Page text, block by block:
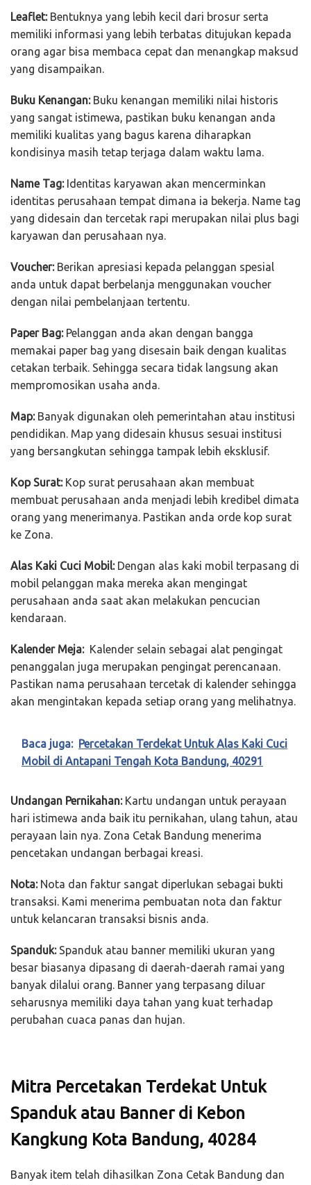
Leaflet:Bentuknya yang lebih kecil dari brosur serta
memiliki informasi yang lebih terbatas ditujukan kepada
orang agar bisa membaca cepat dan menangkap maksud
yang disampaikan.
Buku Kenangan:Buku kenangan memiliki nilai historis
yang sangat istimewa, pastikan buku kenangan anda
memiliki kualitas yang bagus karena diharapkan
kondisinya masih tetap terjaga dalam waktu lama.
Name Tag:Identitas karyawan akan mencerminkan
identitas perusahaan tempat dimana ia bekerja. Name tag
yang didesain dan tercetak rapi merupakan nilai plus bagi
karyawan dan perusahaan nya.
Voucher:Berikan apresiasi kepada pelanggan spesial
anda untuk dapat berbelanja menggunakan voucher
dengan nilai pembelanjaan tertentu.
Paper Bag:Pelanggan anda akan dengan bangga
memakai paper bag yang disesain baik dengan kualitas
cetakan terbaik. Sehingga secara tidak langsung akan
mempromosikan usaha anda.
Map:Banyak digunakan oleh pemerintahan atau institusi
pendidikan. Map yang didesain khusus sesuai institusi
yang bersangkutan sehingga tampak lebih eksklusif.
Kop Surat:Kop surat perusahaan akan membuat
membuat perusahaan anda menjadi lebih kredibel dimata
orang yang menerimanya. Pastikan anda orde kop surat
ke Zona.
Alas Kaki Cuci Mobil:Dengan alas kaki mobil terpasang di
mobil pelanggan maka mereka akan mengingat
perusahaan anda saat akan melakukan pencucian
kendaraan.
Kalender Meja:Kalender selain sebagai alat pengingat
penanggalan juga merupakan pengingat perencanaan.
Pastikan nama perusahaan tercetak di kalender sehingga
akan mengintakan kepada setiap orang yang melihatnya.
Baca juga: Percetakan Terdekat Untuk Alas Kaki Cuci
Mobil di Antapani Tengah Kota Bandung, 40291
Undangan Pernikahan:Kartu undangan untuk perayaan
hari istimewa anda baik itu pernikahan, ulang tahun, atau
perayaan lain nya. Zona Cetak Bandung menerima
pencetakan undangan berbagai kreasi.
Nota:Nota dan faktur sangat diperlukan sebagai bukti
transaksi. Kami menerima pembuatan nota dan faktur
untuk kelancaran transaksi bisnis anda.
Spanduk:Spanduk atau banner memiliki ukuran yang
besar biasanya dipasang di daerah-daerah ramai yang
banyak dilalui orang. Banner yang terpasang diluar
seharusnya memiliki daya tahan yang kuat terhadap
perubahan cuaca panas dan hujan.
Mitra Percetakan Terdekat Untuk
Spanduk atau Banner di Kebon
Kangkung Kota Bandung, 40284
Banyak item telah dihasilkan Zona Cetak Bandung dan